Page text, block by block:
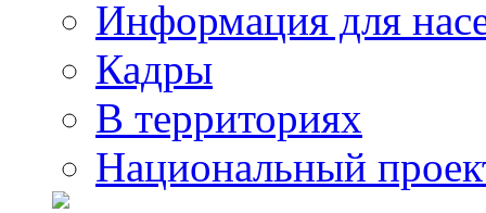
Информация для
Кадры
В территориях
Национальный